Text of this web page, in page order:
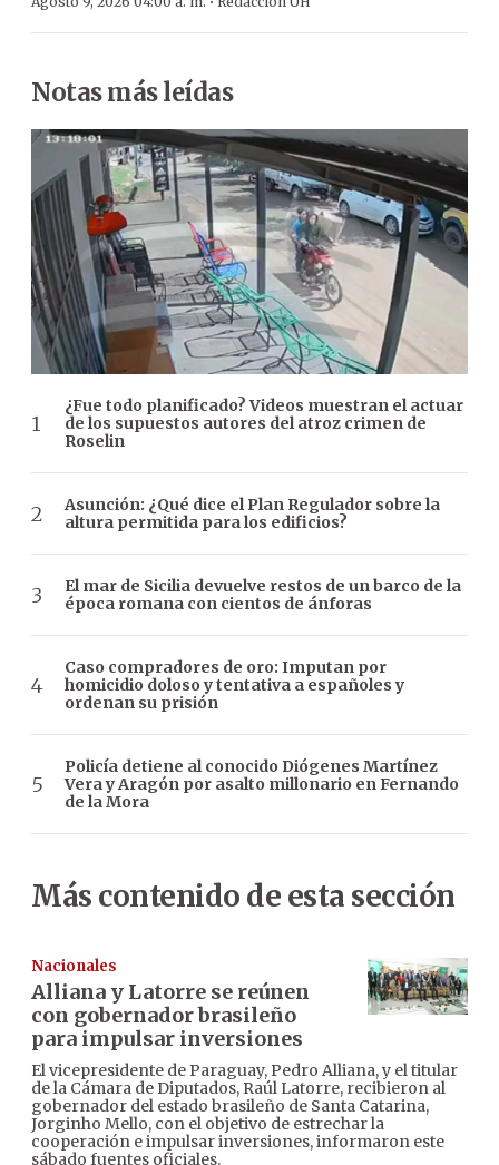
Notas más leídas
¿Fue todo planificado? Videos muestran el actuar
de los supuestos autores del atroz crimen de
Roselin
Asunción: ¿Qué dice el Plan Regulador sobre la
altura permitida para los edificios?
El mar de Sicilia devuelve restos de un barco de la
época romana con cientos de ánforas
Caso compradores de oro: Imputan por
homicidio doloso y tentativa a españoles y
ordenan su prisión
Policía detiene al conocido Diógenes Martínez
Vera y Aragón por asalto millonario en Fernando
de la Mora
Más contenido de esta sección
Nacionales
Alliana y Latorre se reúnen
con gobernador brasileño
para impulsar inversiones
El vicepresidente de Paraguay, Pedro Alliana, y el titular
de la Cámara de Diputados, Raúl Latorre, recibieron al
gobernador del estado brasileño de Santa Catarina,
Jorginho Mello, con el objetivo de estrechar la
cooperación e impulsar inversiones, informaron este
sábado fuentes oficiales.